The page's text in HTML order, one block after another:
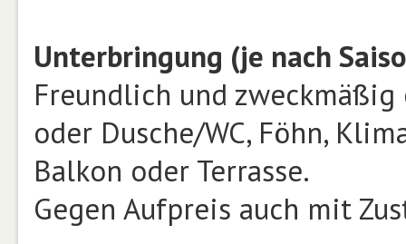
Unterbringung (je nach
Freundlich und
oder Dusche/WC, Föhn,
Balkon oder Terrasse.
Gegen Aufpreis auch mit